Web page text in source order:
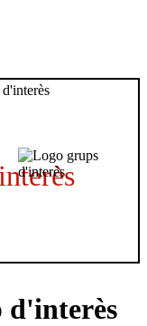
d'interès